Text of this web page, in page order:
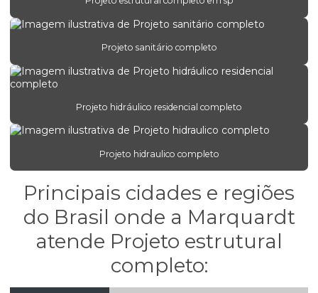
Escritório de projeto estrutural
Estrutura concreto armado
Orçamento de projeto estrutural
Projeto alvenaria estrutural
Projeto bloco estrutural
Projeto concreto armado
Projeto concreto armado em santa catarina
Projeto sanitário completo
Projeto hidráulico residencial completo
Projeto hidraulico completo
Principais cidades e regiões
do Brasil onde a Marquardt
atende Projeto estrutural
completo: